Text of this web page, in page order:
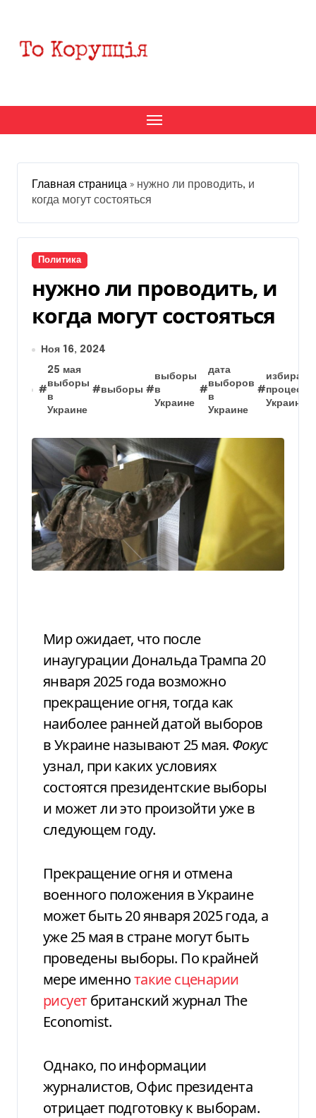
содержанию
Главная страница » нужно ли проводить, и
когда могут состояться
Политика
нужно ли проводить, и
когда могут состояться
Ноя 16, 2024
#
25 мая
выборы
в
Украине
#выборы #
выборы
в
Украине
#
дата
выборов
в
Украине
#процесс в
Украине
Мир ожидает, что после
инаугурации Дональда Трампа 20
января 2025 года возможно
прекращение огня, тогда как
наиболее ранней датой выборов
в Украине называют 25 мая. Фокус
узнал, при каких условиях
состоятся президентские выборы
и может ли это произойти уже в
следующем году.
Прекращение огня и отмена
военного положения в Украине
может быть 20 января 2025 года, а
уже 25 мая в стране могут быть
проведены выборы. По крайней
мере именнотакие сценарии
рисует британский журнал The
Economist.
Однако, по информации
журналистов, Офис президента
отрицает подготовку к выборам.